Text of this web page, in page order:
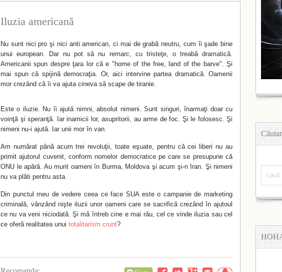
Iluzia americană
Nu sunt nici pro şi nici anti american, ci mai de grabă neutru, cum îi şade bine
unui european. Dar nu pot să nu remarc, cu tristeţe, o treabă dramatică.
Americanii spun despre ţara lor că e "home of the free, land of the barve". Şi
mai spun că spijină democraţia. Or, aici intervine partea dramatică. Oamenii
mor crezând că îi va ajuta cineva să scape de tiranie.
Este o iluzie. Nu îi ajută nimni, absolut nimeni. Sunt singuri, înarmaţi doar cu
voinţă şi speranţă. Iar inamicii lor, asupritorii, au arme de foc. Şi le folosesc. Şi
nimeni nu-i ajută. Iar unii mor în van.
Am numărat până acum trei revoluţii, toate eşuate, pentru că cei liberi nu au
primit ajutorul cuvenit, conform nomelor democratice pe care se presupune că
ONU le apără. Au murit oameni în Burma, Moldova şi acum şi-n Iran. Şi nimeni
nu va plăti pentru asta.
Din punctul meu de vedere ceea ce face SUA este o campanie de marketing
criminală, vânzând nişte iluzii unor oameni care se sacrifică crezând în ajutoul
ce nu va veni niciodată. Şi mă întreb cine e mai rău, cel ce vinde iluzia sau cel
ce oferă realitatea unui totalitarism crunt?